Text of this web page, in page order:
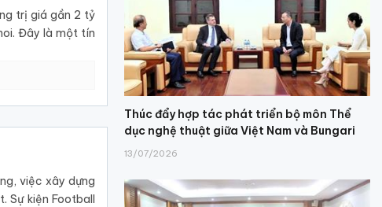
trị giá gần 2 tỷ
Đây là một tín
việc xây dựng
Sự kiện Football
Thúc đẩy hợp tác phát triển bộ môn Thể
dục nghệ thuật giữa Việt Nam và Bungari
13/07/2026